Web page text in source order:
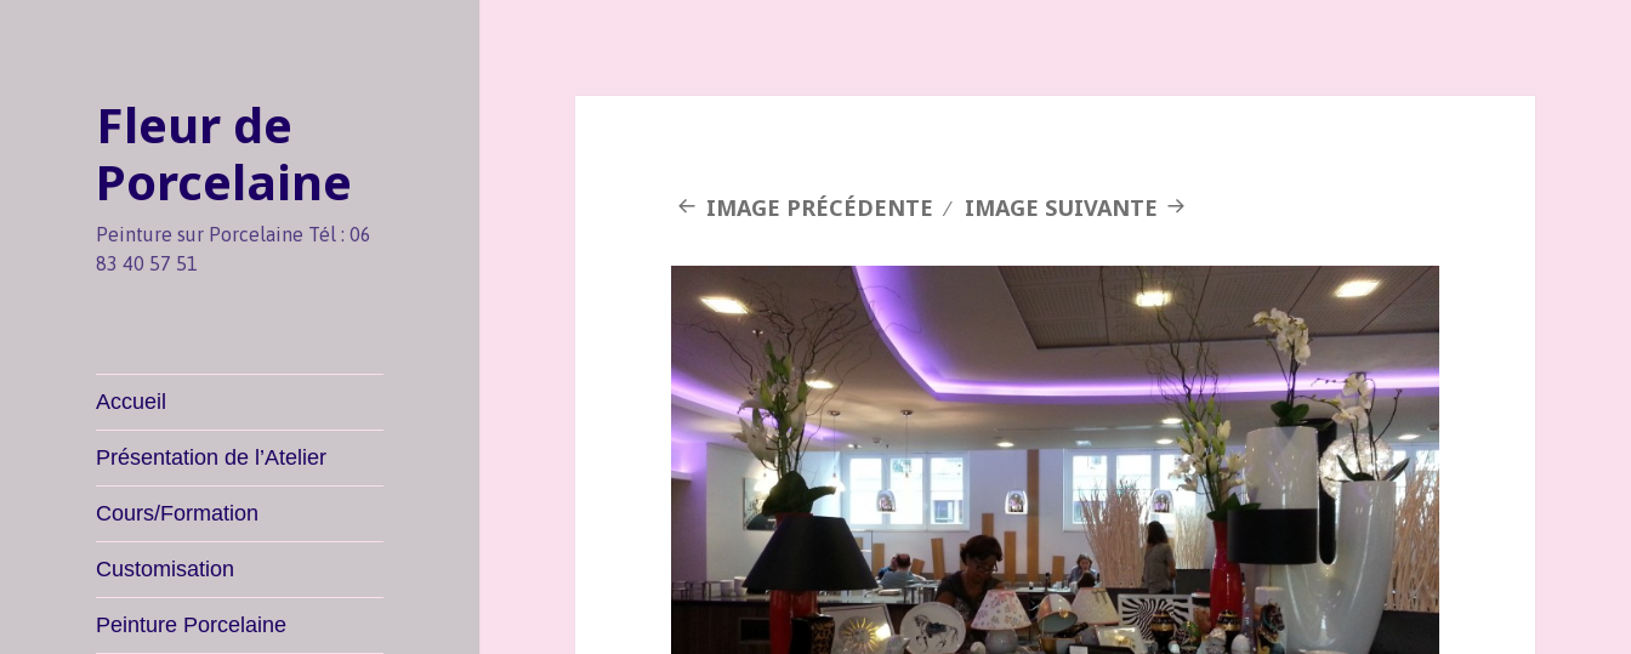
Fleur de
Porcelaine
Peinture sur Porcelaine Tél : 06
83 40 57 51
Accueil
Présentation de l’Atelier
Cours/Formation
Customisation
Peinture Porcelaine
IMAGE PRÉCÉDENTE IMAGE SUIVANTE